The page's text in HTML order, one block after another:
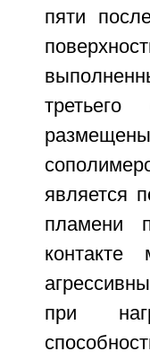
пяти
является
пламени
при